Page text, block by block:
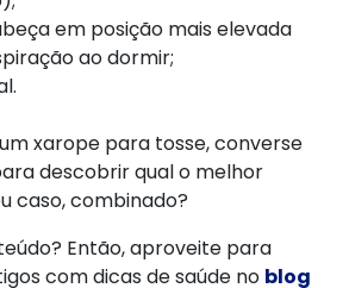
em posição mais elevada
ao dormir;
xarope para tosse, converse
descobrir qual o melhor
caso, combinado?
Então, aproveite para
com dicas de saúde no blog